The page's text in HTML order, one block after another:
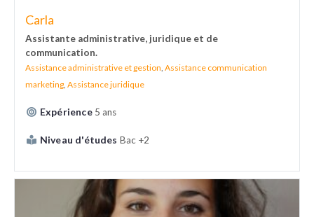
Carla
Assistante administrative, juridique et de
communication.
Assistance administrative et gestion, Assistance communication
marketing, Assistance juridique
Expérience 5 ans
Niveau d'études Bac +2